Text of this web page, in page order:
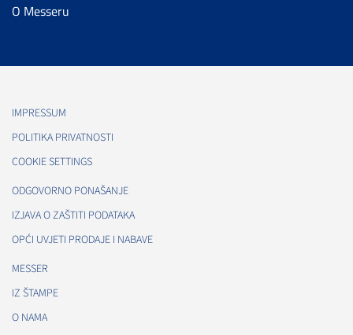
O Messeru
IMPRESSUM
POLITIKA PRIVATNOSTI
COOKIE SETTINGS
ODGOVORNO PONAŠANJE
IZJAVA O ZAŠTITI PODATAKA
OPĆI UVJETI PRODAJE I NABAVE
MESSER
IZ ŠTAMPE
O NAMA